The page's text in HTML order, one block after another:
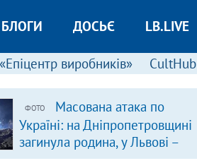
БЛОГИ ДОСЬЄ LB.LIVE
«Епіцентр виробників» CultHub
ФОТО
Масована атака по
Україні: на Дніпропетровщині
загинула родина, у Львові –
удар по багатоповерхівках